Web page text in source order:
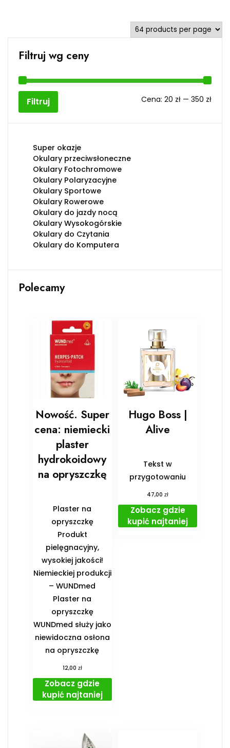
Filtruj wg ceny
Cena
Cena
Filtruj Cena: 20 zł — 350 zł
Super okazje
Okulary przeciwsłoneczne
Okulary Fotochromowe
Okulary Polaryzacyjne
Okulary Sportowe
Okulary Rowerowe
Okulary do jazdy nocą
Okulary Wysokogórskie
Okulary do Czytania
Okulary do Komputera
Polecamy
Nowość. Super
cena: niemiecki
plaster
hydrokoidowy
na opryszczkę
Plaster na
opryszczkę
Produkt
pielęgnacyjny,
wysokiej jakości!
Niemieckiej produkcji
– WUNDmed
Plaster na
opryszczkę
WUNDmed służy jako
niewidoczna osłona
na opryszczkę
12,00 zł
Zobacz gdzie
kupić najtaniej
Hugo Boss |
Alive
Tekst w
przygotowaniu
47,00zł
Zobacz gdzie
kupić najtaniej